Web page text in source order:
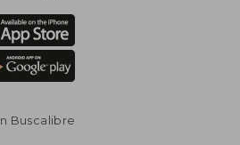
Buscalibre